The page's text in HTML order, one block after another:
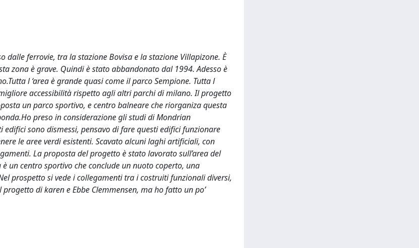
ferrovie, tra la stazione Bovisa e la stazione Villapizone. È
zona è grave. Quindi è stato abbandonato dal 1994. Adesso è
l ‘area è grande quasi come il parco Sempione. Tutta l
accessibilità rispetto agli altri parchi di milano. Il progetto
un parco sportivo, e centro balneare che riorganiza questa
preso in considerazione gli studi di Mondrian
sono dismessi, pensavo di fare questi edifici funzionare
le aree verdi esistenti. Scavato alcuni laghi artificiali, con
La proposta del progetto è stato lavorato sull’area del
un centro sportivo che conclude un nuoto coperto, una
prospetto si vede i collegamenti tra i costruiti funzionali diversi,
di karen e Ebbe Clemmensen, ma ho fatto un po’